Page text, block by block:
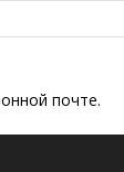
почте.